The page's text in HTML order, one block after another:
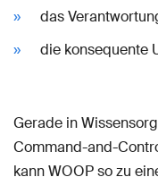
das
die konsequente
Gerade in
Command-and-
kann WOOP so zu